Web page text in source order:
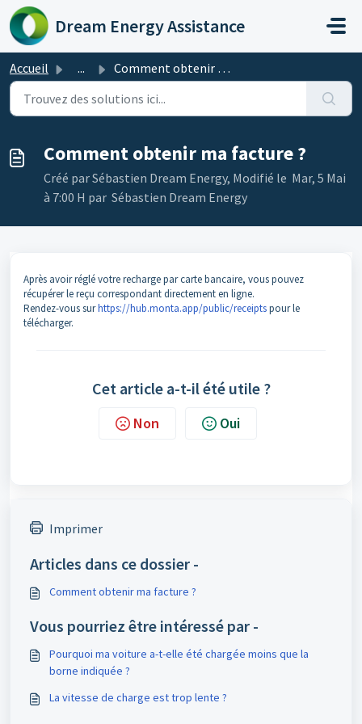
Passer au contenu principal
Dream Energy Assistance
Accueil ... Comment obtenir ma facture ?
Comment obtenir ma facture ?
Créé par Sébastien Dream Energy, Modifié le Mar, 5 Mai
à 7:00 H par Sébastien Dream Energy
Après avoir réglé votre recharge par carte bancaire, vous pouvez
récupérer le reçu correspondant directement en ligne.
Rendez-vous surhttps://hub.monta.app/public/receiptspour le
télécharger.
Cet article a-t-il été utile ?
Non Oui
Imprimer
Articles dans ce dossier -
Comment obtenir ma facture ?
Vous pourriez être intéressé par -
Pourquoi ma voiture a-t-elle été chargée moins que la
borne indiquée ?
La vitesse de charge est trop lente ?